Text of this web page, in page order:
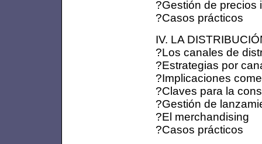
?Gestión de precios
?Casos prácticos
IV. LA
?Los canales de
?Estrategias por
?Implicaciones
?Claves para la
?Gestión de
?El merchandising
?Casos prácticos